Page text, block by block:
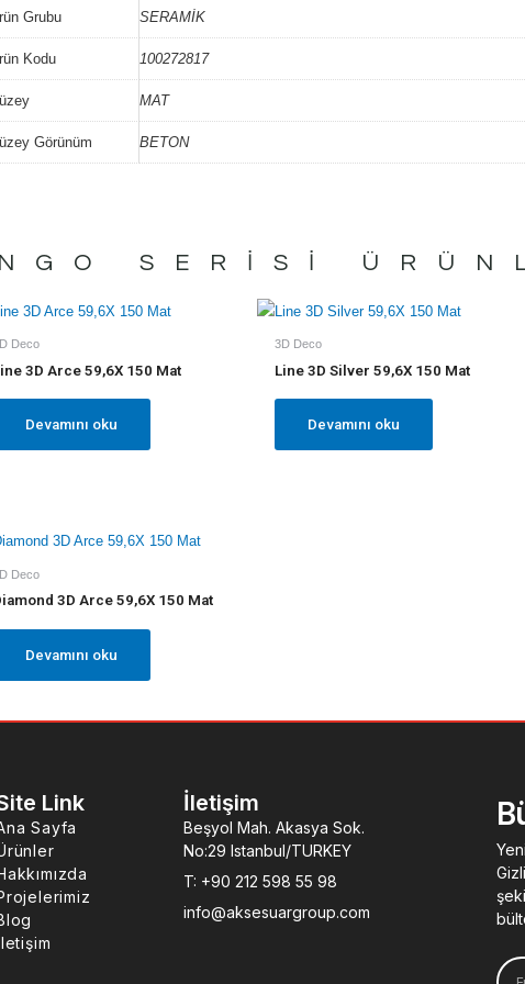
Grubu SERAMİK
Kodu 100272817
MAT
Görünüm BETON
SERISI
Deco
3D Arce 59,6X 150 Mat
Devamını oku
3D Deco
Line 3D Silver 59,6X 150 Mat
Devamını oku
Deco
3D Arce 59,6X 150 Mat
Devamını oku
Link
Sayfa
İletişim
Beşyol Mah. Akasya Sok.
No:29 Istanbul/TURKEY
T: +90 212 598 55 98
info@aksesuargroup.com
Email